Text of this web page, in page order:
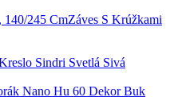
Záves S Krúžkami
Sindri Svetlá Sivá